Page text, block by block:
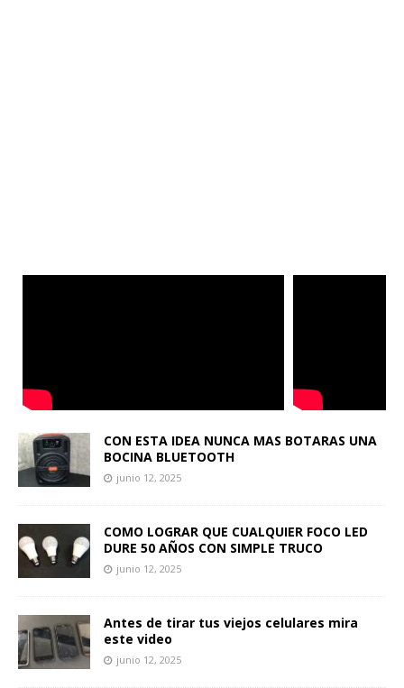
CON ESTA IDEA NUNCA MAS BOTARAS UNA
BOCINA BLUETOOTH
junio 12, 2025
COMO LOGRAR QUE CUALQUIER FOCO LED
DURE 50 AÑOS CON SIMPLE TRUCO
junio 12, 2025
Antes de tirar tus viejos celulares mira
este video
junio 12, 2025